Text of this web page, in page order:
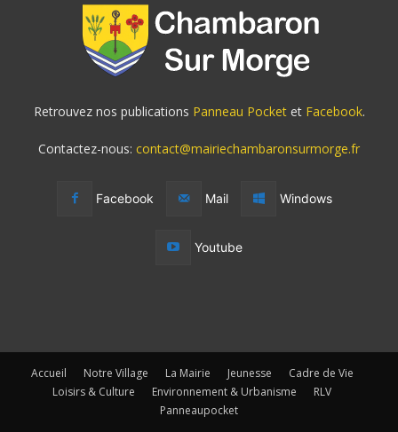
Retrouvez nos publications Panneau Pocketet Facebook.
Contactez-nous: contact@mairiechambaronsurmorge.fr
Facebook Mail Windows
Youtube
Accueil Notre Village La Mairie Jeunesse
Cadre de Vie
Loisirs & Culture
Environnement & Urbanisme
RLV
Panneaupocket